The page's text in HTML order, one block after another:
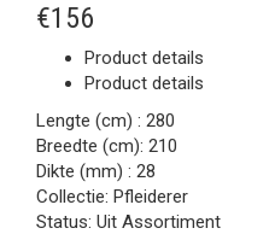
€156
Product details
Product details
Lengte (cm) : 280
Breedte (cm): 210
Dikte (mm) : 28
Collectie: Pfleiderer
Status: Uit Assortiment